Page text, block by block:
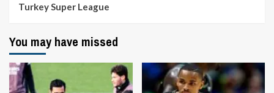
Turkey Super League
You may have missed